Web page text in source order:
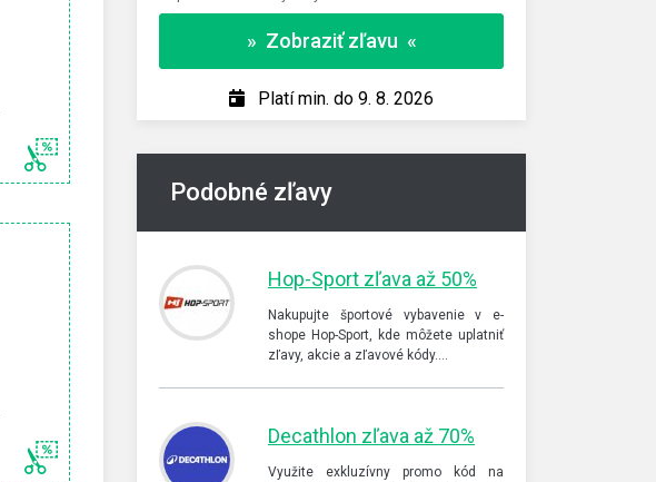
» Zobraziť zľavu «
Platí min. do 9. 8. 2026
Podobné zľavy
Hop-Sport zľava až 50%
Nakupujte športové vybavenie v e-
shope Hop-Sport, kde môžete uplatniť
zľavy, akcie a zľavové kódy.…
Decathlon zľava až 70%
Využite exkluzívny promo kód na